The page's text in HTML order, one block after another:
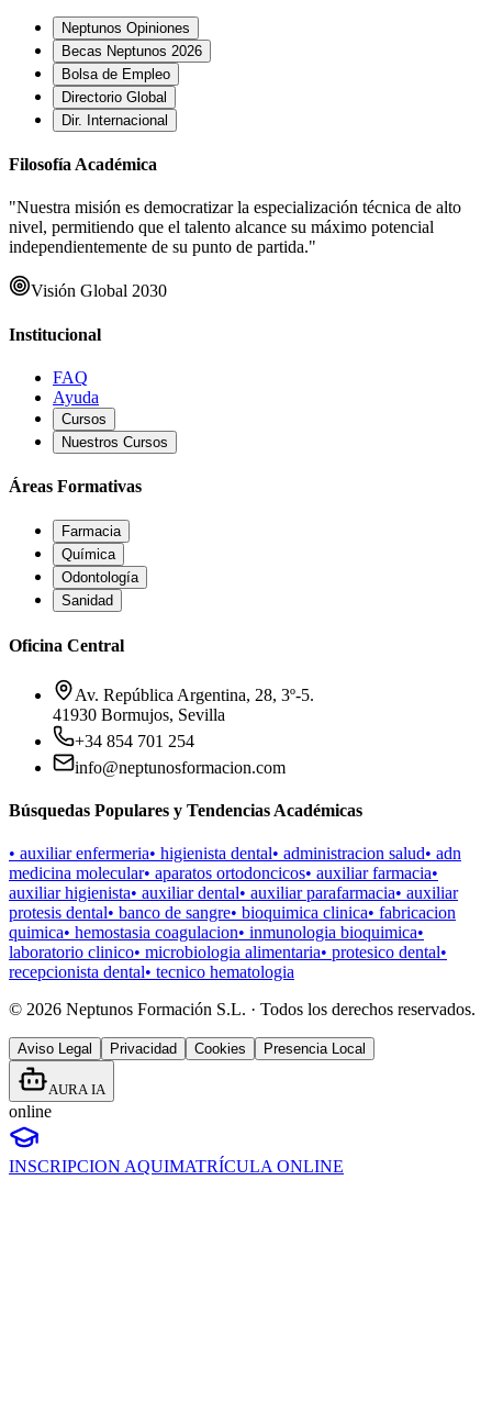
Neptunos Opiniones
Becas Neptunos 2026
Bolsa de Empleo
Directorio Global
Dir. Internacional
Filosofía Académica
"Nuestra misión es democratizar la especialización técnica de alto
nivel, permitiendo que el talento alcance su máximo potencial
independientemente de su punto de partida."
Visión Global 2030
Institucional
FAQ
Ayuda
Cursos
Nuestros Cursos
Áreas Formativas
Farmacia
Química
Odontología
Sanidad
Oficina Central
Av. República Argentina, 28, 3º-5.
41930 Bormujos, Sevilla
+34 854 701 254
info@neptunosformacion.com
Búsquedas Populares y Tendencias Académicas
• auxiliar enfermeria• higienista dental• administracion salud• adn
medicina molecular• aparatos ortodoncicos• auxiliar farmacia•
auxiliar higienista• auxiliar dental• auxiliar parafarmacia• auxiliar
protesis dental• banco de sangre• bioquimica clinica• fabricacion
quimica• hemostasia coagulacion• inmunologia bioquimica•
laboratorio clinico• microbiologia alimentaria• protesico dental•
recepcionista dental• tecnico hematologia
© 2026 Neptunos Formación S.L. · Todos los derechos reservados.
Aviso Legal Privacidad Cookies Presencia Local
AURA IA
online
INSCRIPCION AQUIMATRÍCULA ONLINE